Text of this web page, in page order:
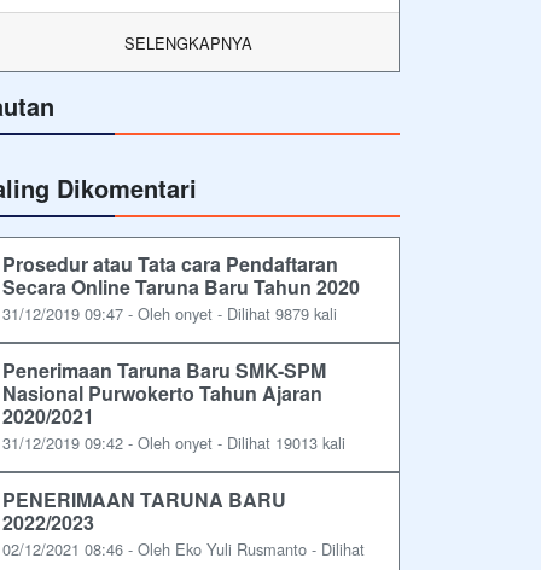
SELENGKAPNYA
Dikomentari
Prosedur atau Tata cara Pendaftaran
Secara Online Taruna Baru Tahun 2020
31/12/2019 09:47 - Oleh onyet - Dilihat 9879 kali
Penerimaan Taruna Baru SMK-SPM
Nasional Purwokerto Tahun Ajaran
2020/2021
31/12/2019 09:42 - Oleh onyet - Dilihat 19013 kali
PENERIMAAN TARUNA BARU
2022/2023
02/12/2021 08:46 - Oleh Eko Yuli Rusmanto - Dilihat